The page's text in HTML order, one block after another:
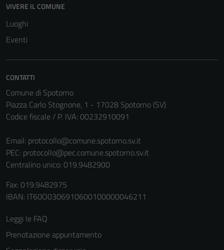
VIVERE IL COMUNE
Luoghi
Eventi
CONTATTI
Comune di Spotorno
Piazza Carlo Stognone, 1 - 17028 Spotorno (SV)
Codice fiscale / P. IVA: 00232910091
Email: protocollo@comune.spotorno.sv.it
PEC: protocollo@pec.comune.spotorno.sv.it
Centralino unico: 019.9482900
Fax: 019.9482975
IBAN: IT60O0306910600100000046211
Leggi le FAQ
Prenotazione appuntamento
personali.